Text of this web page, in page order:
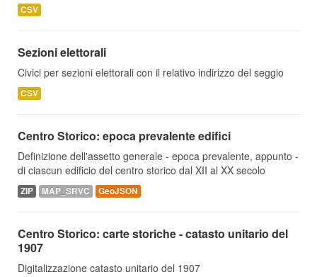
CSV
Sezioni elettorali
Civici per sezioni elettorali con il relativo indirizzo del seggio
CSV
Centro Storico: epoca prevalente edifici
Definizione dell'assetto generale - epoca prevalente, appunto -
di ciascun edificio del centro storico dal XII al XX secolo
ZIP MAP_SRVC GeoJSON
Centro Storico: carte storiche - catasto unitario del
1907
Digitalizzazione catasto unitario del 1907